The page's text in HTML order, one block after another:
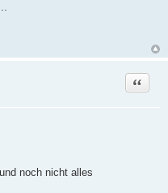
Zitat
noch nicht alles